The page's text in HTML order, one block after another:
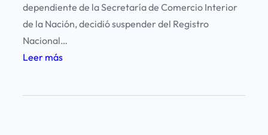
dependiente de la Secretaría de Comercio Interior
de la Nación, decidió suspender del Registro
Nacional…
Leer más: